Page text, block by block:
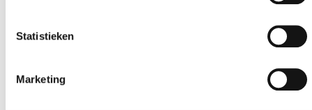
Statistieken
Marketing